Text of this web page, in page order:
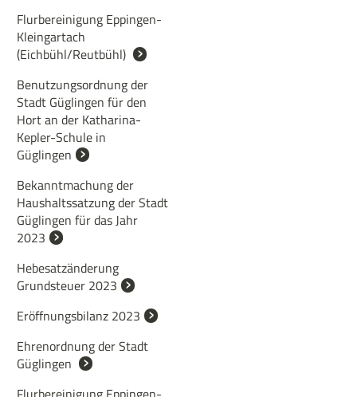
Flurbereinigung Eppingen-
Kleingartach
(Eichbühl/Reutbühl)
Benutzungsordnung der
Stadt Güglingen für den
Hort an der Katharina-
Kepler-Schule in
Güglingen
Bekanntmachung der
Haushaltssatzung der Stadt
Güglingen für das Jahr
2023
Hebesatzänderung
Grundsteuer 2023
Eröffnungsbilanz 2023
Ehrenordnung der Stadt
Güglingen